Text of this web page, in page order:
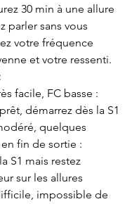
30 min à une allure
parler sans vous
votre fréquence
et votre ressenti.
facile, FC basse :
démarrez dès la S1
quelques
fin de sortie :
S1 mais restez
sur les allures
impossible de